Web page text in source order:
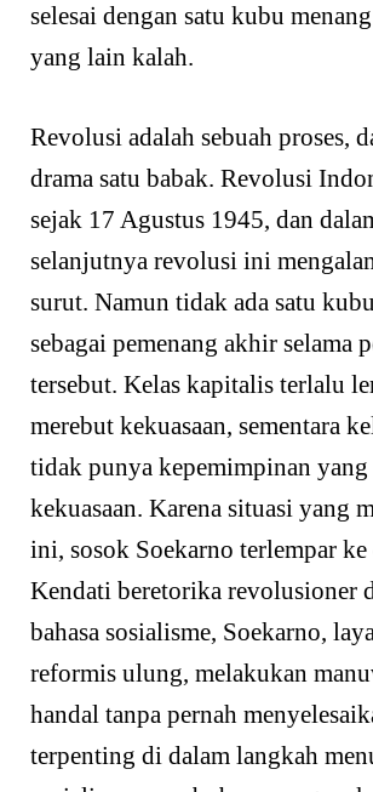
selesai dengan satu kubu
yang lain kalah.
Revolusi adalah sebuah proses,
drama satu babak. Revolusi
sejak 17 Agustus 1945, dan
selanjutnya revolusi ini
surut. Namun tidak ada satu
sebagai pemenang akhir selama
tersebut. Kelas kapitalis terlalu
merebut kekuasaan, sementara
tidak punya kepemimpinan yang
kekuasaan. Karena situasi yang
ini, sosok Soekarno terlempar ke
Kendati beretorika revolusioner
bahasa sosialisme, Soekarno,
reformis ulung, melakukan
handal tanpa pernah
terpenting di dalam langkah